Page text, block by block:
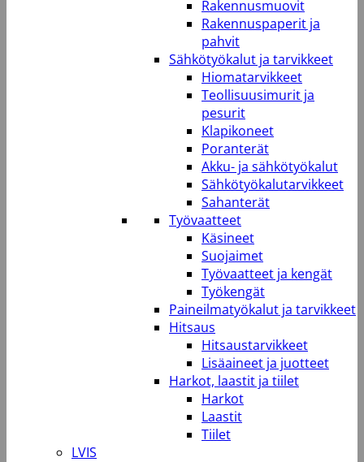
Rakennusmuovit
Rakennuspaperit ja
pahvit
Sähkötyökalut ja tarvikkeet
Hiomatarvikkeet
Teollisuusimurit ja
pesurit
Klapikoneet
Poranterät
Akku- ja sähkötyökalut
Sähkötyökalutarvikkeet
Sahanterät
Työvaatteet
Käsineet
Suojaimet
Työvaatteet ja kengät
Työkengät
Paineilmatyökalut ja tarvikkeet
Hitsaus
Hitsaustarvikkeet
Lisäaineet ja juotteet
Harkot, laastit ja tiilet
Harkot
Laastit
Tiilet
LVIS